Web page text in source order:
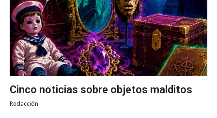
Cinco noticias sobre objetos malditos
Redacción